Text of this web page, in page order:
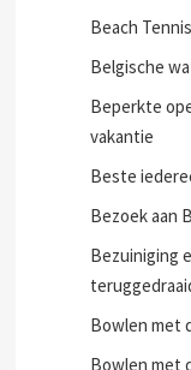
Beach
Belgische
Beperkte
vakantie
Beste
Bezoek aan
Bezuiniging
Bowlen met
Bowlen met